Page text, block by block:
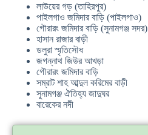
লাউয়ের গড় (তাহিরপুর)
পাইলগাও জমিদার বাড়ি (পাইলগাও)
গৌরারং জমিদার বাড়ি (সুনামগঞ্জ সদর)
হাসান রাজার বাড়ী
ডলুরা স্মৃতিসৌধ
জগন্নাথ জিউর আখড়া
গৌরারং জমিদার বাড়ি
সম্রাট শাহ আব্দুল করিমের বাড়ী
সুনামগঞ্জ ঐতিহ্য জাদুঘর
বারেকের নদী